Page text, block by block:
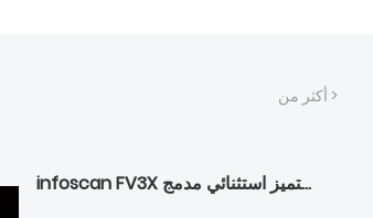
أكثر من >
infoscan FV3X الأيون الأمثل المدمج —— أداء متميز استثنائي مدمج